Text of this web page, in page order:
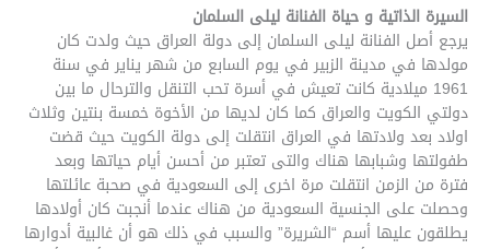
السيرة الذاتية و حياة الفنانة ليلى السلمان
يرجع أصل الفنانة ليلى السلمان إلى دولة العراق حيث ولدت كان
مولدها في مدينة الزبير في يوم السابع من شهر يناير في سنة
1961 ميلادية كانت تعيش في أسرة تحب التنقل والترحال ما بين
دولتي الكويت والعراق كما كان لديها من الأخوة خمسة بنتين وثلاث
اولاد بعد ولادتها في العراق انتقلت إلى دولة الكويت حيث قضت
طفولتها وشبابها هناك والتى تعتبر من أحسن أيام حياتها وبعد
فترة من الزمن انتقلت مرة اخرى إلى السعودية في صحبة عائلتها
وحصلت على الجنسية السعودية من هناك عندما أنجبت كان أولادها
يطلقون عليها أسم “الشريرة” والسبب في ذلك هو أن غالبية أدوارها